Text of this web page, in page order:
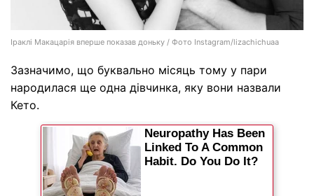
Іраклі Макацарія вперше показав доньку / Фото Instagram/lizachichuaa
Зазначимо, що буквально місяць тому у пари
народилася ще одна дівчинка, яку вони назвали
Кето.